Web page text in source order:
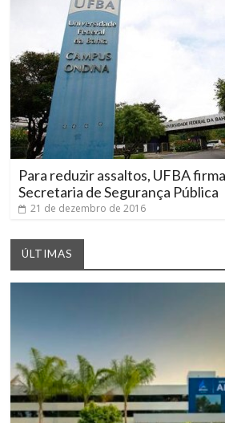
Para reduzir assaltos, UFBA
Secretaria de Segurança Pública
21 de dezembro de 2016
ÚLTIMAS